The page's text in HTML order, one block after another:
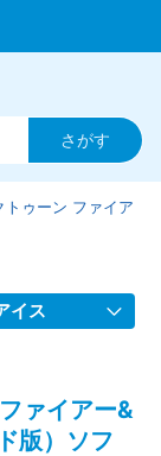
トゥーン ファイア
イス
応しているの
ァイアー&
版）ソフ